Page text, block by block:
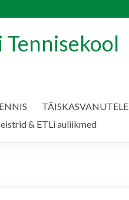
Tennisekool
TÄISKASVANUTELE
& ETLi auliikmed